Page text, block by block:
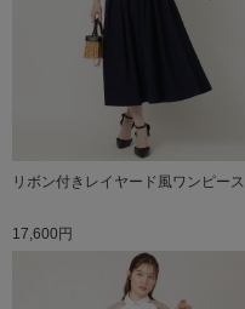
リボン付きレイヤード風ワンピース
17,600円